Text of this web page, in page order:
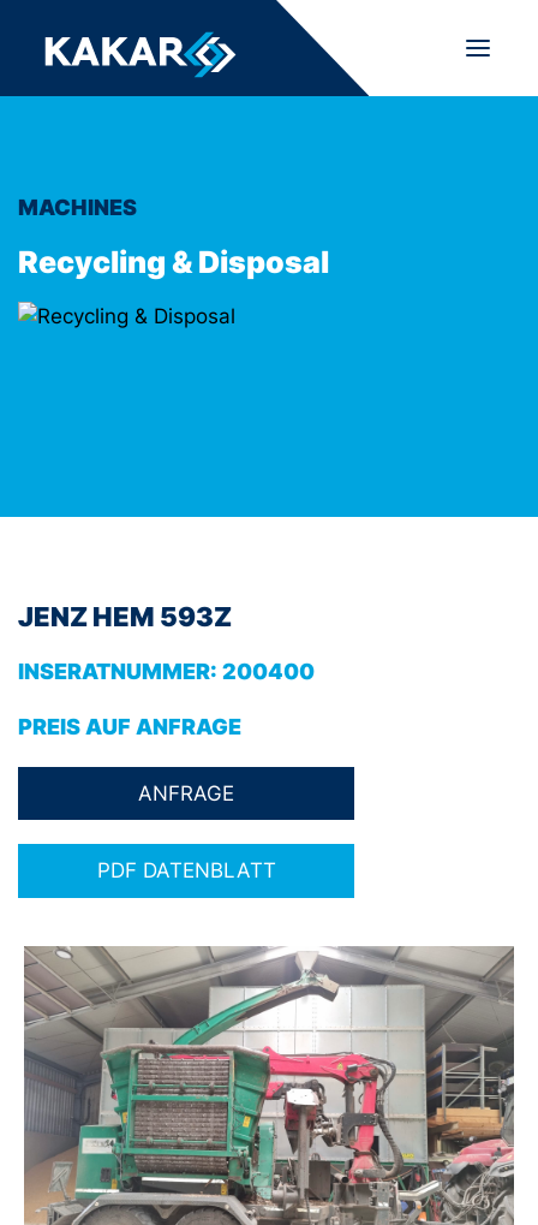
MACHINES
Recycling & Disposal
JENZ HEM 593Z
INSERATNUMMER: 200400
PREIS AUF ANFRAGE
PDF DATENBLATT